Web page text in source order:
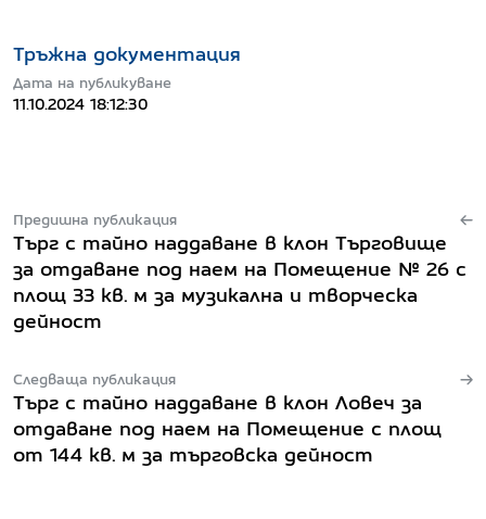
Предишна публикация
Търг с тайно наддаване в клон Търговище
за отдаване под наем на Помещение № 26 с
площ 33 кв. м за музикална и творческа
дейност
Следваща публикация
Търг с тайно наддаване в клон Ловеч за
отдаване под наем на Помещение с площ
от 144 кв. м за търговска дейност
Тръжна документация
Дата на публикуване
11.10.2024 18:12:30